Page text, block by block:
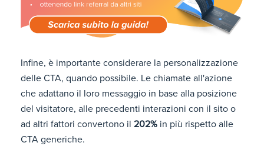
Infine, è importante considerare la personalizzazione
delle CTA, quando possibile. Le chiamate all'azione
che adattano il loro messaggio in base alla posizione
del visitatore, alle precedenti interazioni con il sito o
ad altri fattori convertono il 202% in più rispetto alle
CTA generiche.